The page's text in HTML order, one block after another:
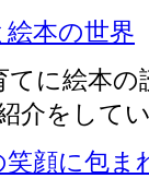
絵本の世界
てに絵本
介をして
笑顔に包ま